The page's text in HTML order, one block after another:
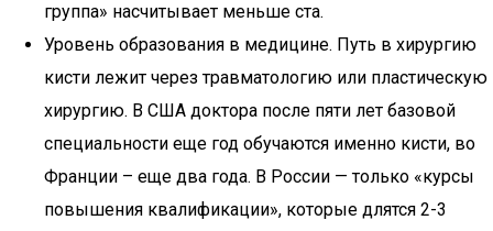
группа» насчитывает меньше ста.
Уровень образования в медицине. Путь в хирургию
кисти лежит через травматологию или пластическую
хирургию. В США доктора после пяти лет базовой
специальности еще год обучаются именно кисти, во
Франции – еще два года. В России — только «курсы
повышения квалификации», которые длятся 2-3